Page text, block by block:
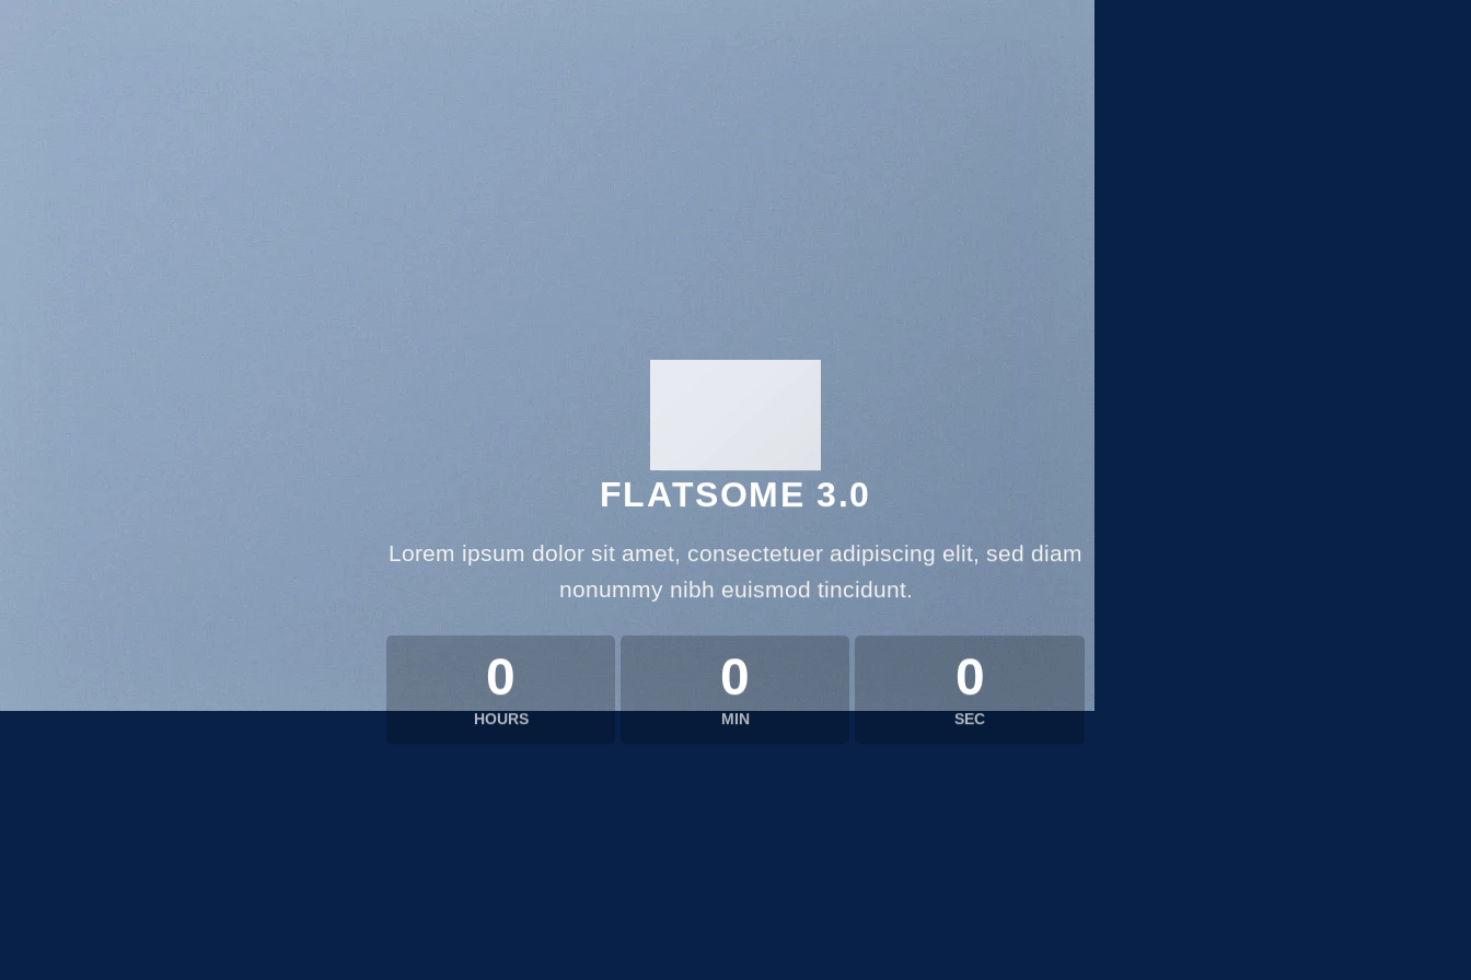
FLATSOME 3.0
Lorem ipsum dolor sit amet, consectetuer adipiscing elit, sed diam
nonummy nibh euismod tincidunt.
0
HOURS
0
MIN
0
SEC